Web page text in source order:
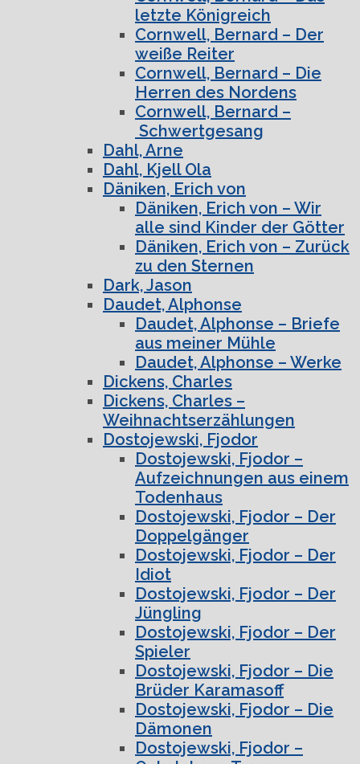
letzte Königreich
Cornwell, Bernard – Der
weiße Reiter
Cornwell, Bernard – Die
Herren des Nordens
Cornwell, Bernard –
Schwertgesang
Dahl, Arne
Dahl, Kjell Ola
Däniken, Erich von
Däniken, Erich von – Wir
alle sind Kinder der Götter
Däniken, Erich von – Zurück
zu den Sternen
Dark, Jason
Daudet, Alphonse
Daudet, Alphonse – Briefe
aus meiner Mühle
Daudet, Alphonse – Werke
Dickens, Charles
Dickens, Charles –
Weihnachtserzählungen
Dostojewski, Fjodor
Dostojewski, Fjodor –
Aufzeichnungen aus einem
Todenhaus
Dostojewski, Fjodor – Der
Doppelgänger
Dostojewski, Fjodor – Der
Idiot
Dostojewski, Fjodor – Der
Jüngling
Dostojewski, Fjodor – Der
Spieler
Dostojewski, Fjodor – Die
Brüder Karamasoff
Dostojewski, Fjodor – Die
Dämonen
Dostojewski, Fjodor –